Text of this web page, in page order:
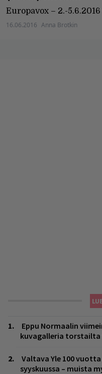
Europavox – 2.-
16.06.2016 Anna Brotkin
Eppu Normaalin
kuvagalleria torstailta
Valtava Yle 100
syyskuussa – muista